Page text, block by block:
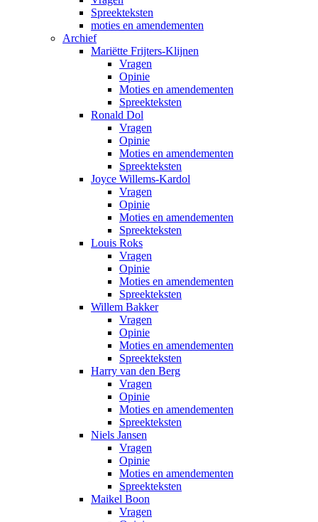
Spreekteksten
moties en amendementen
Archief
Mariëtte Frijters-Klijnen
Vragen
Opinie
Moties en amendementen
Spreekteksten
Ronald Dol
Vragen
Opinie
Moties en amendementen
Spreekteksten
Joyce Willems-Kardol
Vragen
Opinie
Moties en amendementen
Spreekteksten
Louis Roks
Vragen
Opinie
Moties en amendementen
Spreekteksten
Willem Bakker
Vragen
Opinie
Moties en amendementen
Spreekteksten
Harry van den Berg
Vragen
Opinie
Moties en amendementen
Spreekteksten
Niels Jansen
Vragen
Opinie
Moties en amendementen
Spreekteksten
Maikel Boon
Vragen